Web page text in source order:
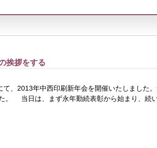
挨拶をする
、2013年中西印刷新年会を開催いたしました。
。 当日は、まず永年勤続表彰から始まり、続